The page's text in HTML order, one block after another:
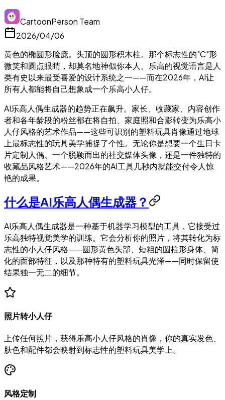
CartoonPerson Team
2026/04/06
黄色的椭圆形脸庞。头顶的圆形积木柱。那个标志性的"C"形
微笑和圆点眼睛，却莫名地神似你本人。乐高的视觉语言是人
类有史以来最受喜爱的设计系统之一——而在2026年，AI让
所有人都能将自己想象成一个乐高小人仔。
AI乐高人偶生成器的趋势正在飙升。家长、收藏家、内容创作
者和各年龄段的粉丝都在将自拍、家庭照和合影转变为乐高小
人仔风格的艺术作品——这些可识别的塑料玩具肖像通过地球
上最标志性的玩具美学捕捉了个性。无论你是想要一个生日卡
片定制人偶、一个脱颖而出的社交媒体头像，还是一件独特的
收藏品风格艺术——2026年的AI工具几秒内就能交付令人惊
艳的成果。
什么是AI乐高人偶生成器？
AI乐高人偶生成器是一种基于机器学习模型的工具，它接受过
乐高独特视觉美学的训练。它会分析你的照片，将其转化为标
志性的小人仔风格——圆形黄色头部、短粗的圆柱形身体、简
化的面部特征，以及那种特有的塑料玩具光泽——同时保留使
结果独一无二的细节。
照片转小人仔
上传任何照片，获得乐高小人仔风格的肖像，你的真实发色、
肤色和配件都会映射到标志性的塑料玩具美学上。
风格定制